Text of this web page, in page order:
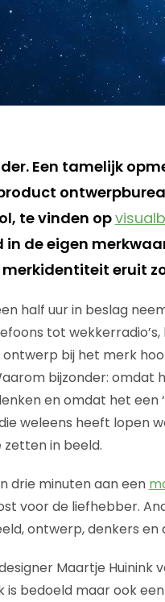
Een tamelijk
te vinden op
in de eigen
eruit
half uur in beslag
tot
bij het merk
bijzonder: omdat
en omdat het
weleens heeft lopen
in beeld.
drie minuten aan een
voor de liefhebber.
ontwerp, denkers en
Maartje Huinink
is bedoeld maar ook